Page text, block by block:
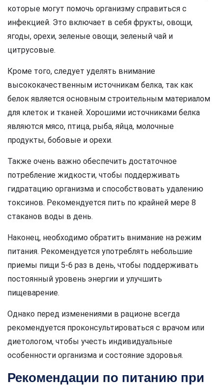
которые могут помочь организму справиться с
инфекцией. Это включает в себя фрукты, овощи,
ягоды, орехи, зеленые овощи, зеленый чай и
цитрусовые.
Кроме того, следует уделять внимание
высококачественным источникам белка, так как
белок является основным строительным материалом
для клеток и тканей. Хорошими источниками белка
являются мясо, птица, рыба, яйца, молочные
продукты, бобовые и орехи.
Также очень важно обеспечить достаточное
потребление жидкости, чтобы поддерживать
гидратацию организма и способствовать удалению
токсинов. Рекомендуется пить по крайней мере 8
стаканов воды в день.
Наконец, необходимо обратить внимание на режим
питания. Рекомендуется употреблять небольшие
приемы пищи 5-6 раз в день, чтобы поддерживать
постоянный уровень энергии и улучшить
пищеварение.
Однако перед изменениями в рационе всегда
рекомендуется проконсультироваться с врачом или
диетологом, чтобы учесть индивидуальные
особенности организма и состояние здоровья.
Рекомендации по питанию при